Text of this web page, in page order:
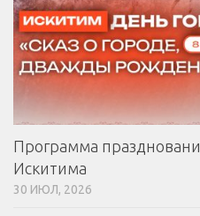
Программа
Искитима
30 ИЮЛ, 2026